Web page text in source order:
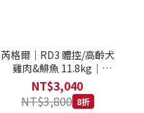
芮格爾｜RD3 體控/高齡犬
雞肉&鯡魚 11.8kg｜
REGAL 天然犬糧 狗飼料
NT$3,040
NT$3,800 8折